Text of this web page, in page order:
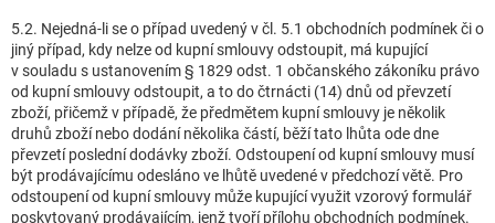
5.2. Nejedná-li se o případ uvedený v čl. 5.1 obchodních podmínek či o
jiný případ, kdy nelze od kupní smlouvy odstoupit, má kupující
v souladu s ustanovením § 1829 odst. 1 občanského zákoníku právo
od kupní smlouvy odstoupit, a to do čtrnácti (14) dnů od převzetí
zboží, přičemž v případě, že předmětem kupní smlouvy je několik
druhů zboží nebo dodání několika částí, běží tato lhůta ode dne
převzetí poslední dodávky zboží. Odstoupení od kupní smlouvy musí
být prodávajícímu odesláno ve lhůtě uvedené v předchozí větě. Pro
odstoupení od kupní smlouvy může kupující využit vzorový formulář
poskytovaný prodávajícím, jenž tvoří přílohu obchodních podmínek.